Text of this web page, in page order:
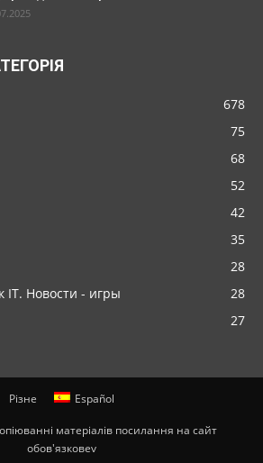
678
75
68
52
42
35
28
IT. Новости - игры
28
27
Різне Español
матеріалів посилання на сайт
обов'язковеv